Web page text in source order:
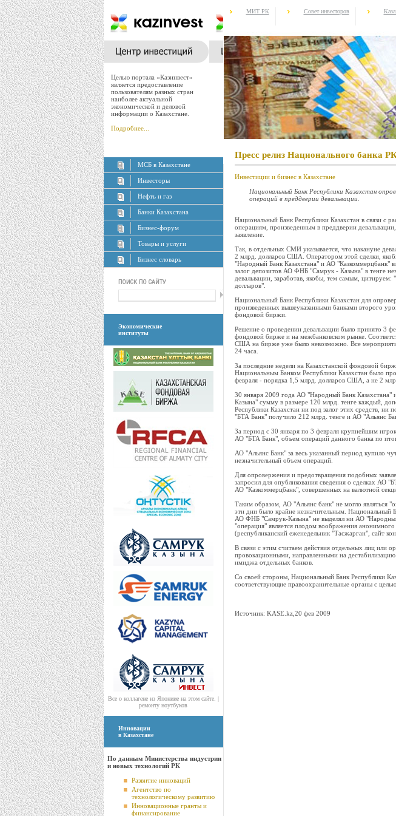
Целью портала «Казинвест»
является предоставление
пользователям разных стран
наиболее актуальной
экономической и деловой
информации о Казахстане.
Подробнее...
МСБ в Казахстане
Инвесторы
Нефть и газ
Банки Казахстана
Бизнес-форум
Товары и услуги
Бизнес словарь
Экономические
институты
Все о коллагене из Япониие на этомсайте. |
ремонту ноутбуков
Инновации
в Казахстане
По данным Министерства индустрии
и новых технологий РК
Развитие инноваций
Агентство по
технологическому развитию
Инновационные гранты и
финансирование
МИТ РК Совет инвесторов
Пресс релиз Национального банка
Инвестиции и бизнес в Казахстане
Национальный Банк Республики Казахстан
операций в преддверии девальвации.
Национальный Банк Республики Казахстан в связи с
операциям, произведенным в преддверии
заявление.
Так, в отдельных СМИ указывается, что накануне
2 млрд. долларов США. Оператором этой сделки,
"Народный Банк Казахстана" и АО "Казкоммерцбанк"
залог депозитов АО ФНБ "Самрук - Казына" в тенге
девальвации, заработав, якобы, тем самым, цитируем:
долларов".
Национальный Банк Республики Казахстан для
произведенных вышеуказанными банками второго
фондовой биржи.
Решение о проведении девальвации было принято 3
фондовой бирже и на межбанковском рынке.
США на бирже уже было невозможно. Все
24 часа.
За последние недели на Казахстанской фондовой
Национальным Банком Республики Казахстан было
февраля - порядка 1,5 млрд. долларов США, а не 2
30 января 2009 года АО "Народный Банк
Казына" сумму в размере 120 млрд. тенге каждый,
Республики Казахстан ни под залог этих средств, ни
"БТА Банк" получило 212 млрд. тенге и АО "Альянс
За период с 30 января по 3 февраля крупнейшим
АО "БТА Банк", объем операций данного банка по
АО "Альянс Банк" за весь указанный период купило
незначительный объем операций.
Для опровержения и предотвращения подобных
запросил для опубликования сведения о сделках АО
АО "Казкоммерцбанк", совершенных на валютной
Таким образом, АО "Альянс банк" не могло являться
эти дни было крайне незначительным. Национальный
АО ФНБ "Самрук-Казына" не выделял ни АО
"операция" является плодом воображения
(республиканский еженедельник "Тасжарган", сайт
В связи с этим считаем действия отдельных лиц или
провокационными, направленными на
имиджа отдельных банков.
Со своей стороны, Национальный Банк Республики
соответствующие правоохранительные органы с
Источник: KASE.kz,20 фев 2009